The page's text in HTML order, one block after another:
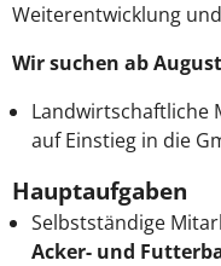
Weiterentwicklung
Wir suchen ab
Landwirtschaftliche
auf Einstieg in die
Hauptaufgaben
Selbstständige
Acker- und